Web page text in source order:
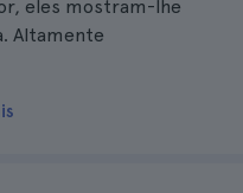
eles mostram-lhe
Altamente